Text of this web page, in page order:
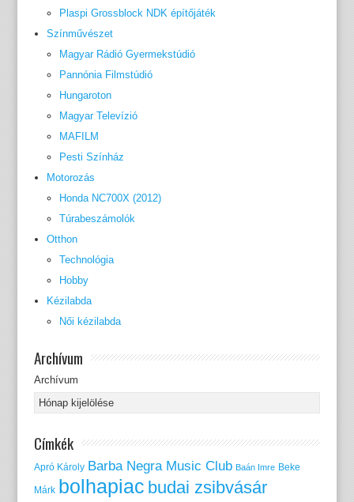
Plaspi Grossblock NDK építőjáték
Színművészet
Magyar Rádió Gyermekstúdió
Pannónia Filmstúdió
Hungaroton
Magyar Televízió
MAFILM
Pesti Színház
Motorozás
Honda NC700X (2012)
Túrabeszámolók
Otthon
Technológia
Hobby
Kézilabda
Női kézilabda
Archívum
Archívum
Címkék
Apró Károly Barba Negra Music Club Baán Imre Beke
Márk bolhapiac budai zsibvásár